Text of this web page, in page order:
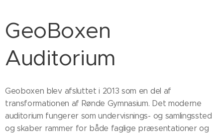
GeoBoxen
Auditorium
Geoboxen blev afsluttet i 2013 som en del af
transformationen af Rønde Gymnasium. Det moderne
auditorium fungerer som undervisnings- og samlingssted
og skaber rammer for både faglige præsentationer og